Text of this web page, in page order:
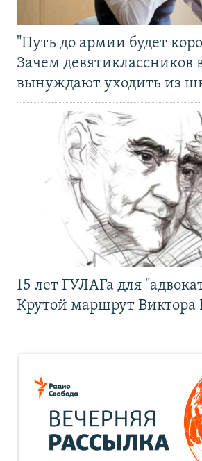
"Путь до армии будет
Зачем девятиклассников
вынуждают уходить из
15 лет ГУЛАГа для
Крутой маршрут Виктора